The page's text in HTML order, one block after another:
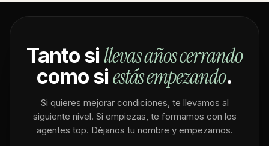
Tanto sillevas años cerrando
como siestás empezando.
Si quieres mejorar condiciones, te llevamos al
siguiente nivel. Si empiezas, te formamos con los
agentes top. Déjanos tu nombre y empezamos.